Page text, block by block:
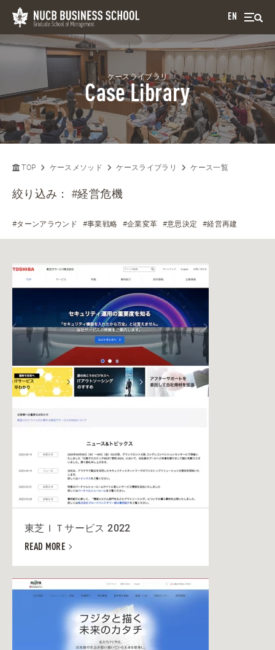
EN
ケースライブラリ
Case Library
TOP ケースメソッド ケースライブラリ ケース一覧
絞り込み：#経営危機
#ターンアラウンド #事業戦略 #企業変革 #意思決定 #経営再建
東芝ＩＴサービス 2022
READ MORE